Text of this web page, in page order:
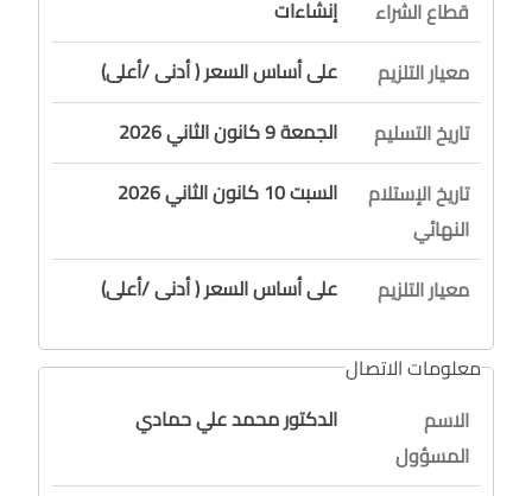
قطاع الشراء
إنشاءات
معيار التلزيم
على أساس السعر ( أدنى /أعلى)
تاريخ التسليم
الجمعة 9 كانون الثاني 2026
تاريخ الإستلام
النهائي
السبت 10 كانون الثاني 2026
معيار التلزيم على أساس السعر ( أدنى /أعلى)
معلومات الاتصال
الاسم
المسؤول
الدكتور محمد علي حمادي